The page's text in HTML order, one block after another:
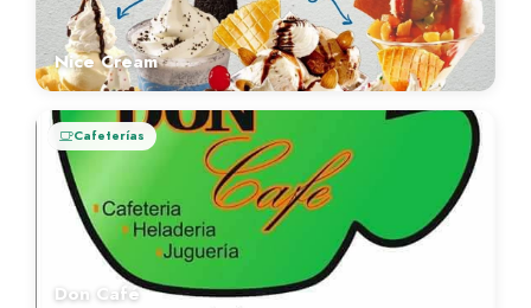
Nice Cream
Cafeterías
Don Café